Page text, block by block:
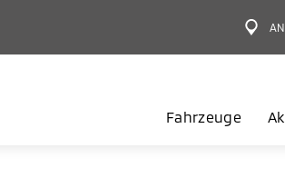
Fahrzeuge